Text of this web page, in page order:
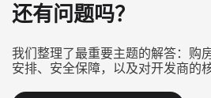
还有问题吗？
我们整理了最重要主题的解答：购
安排、安全保障，以及对开发商的